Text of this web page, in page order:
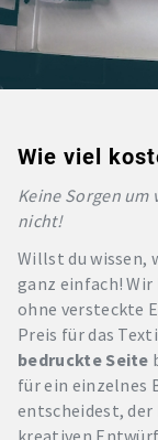
Wie viel
Keine Sorgen um
nicht!
Willst du wissen,
ganz einfach!
ohne versteckte
Preis für das
bedruckte Seite
für ein einzelnes
entscheidest, der
kreativen